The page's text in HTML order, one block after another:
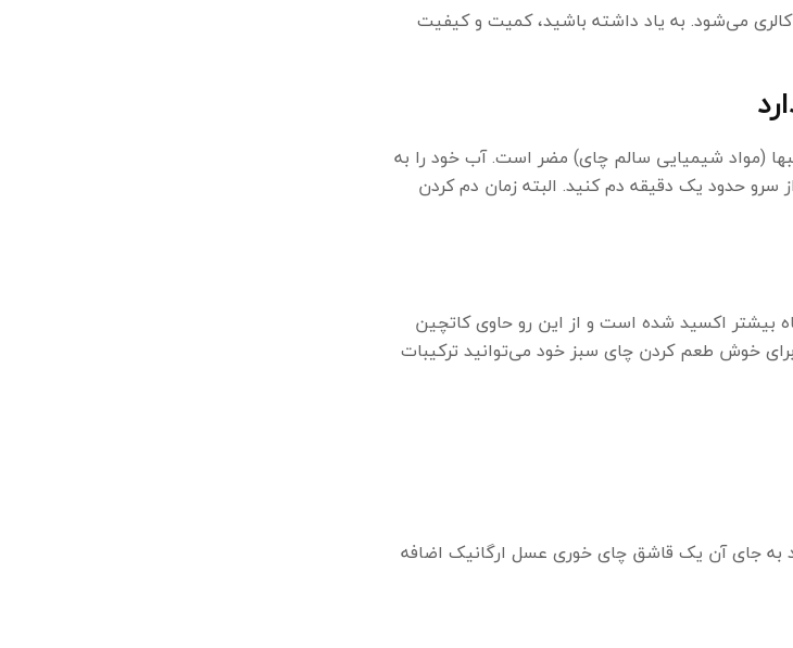
می‌شود. به یاد داشته باشید، کمیت و کیفیت
(مواد شیمیایی سالم چای) مضر است. آب خود را به
سرو حدود یک دقیقه دم کنید. البته زمان دم کردن
بیشتر اکسید شده است و از این رو حاوی کاتچین
خوش طعم کردن چای سبز خود می‌توانید ترکیبات
به جای آن یک قاشق چای خوری عسل ارگانیک اضافه